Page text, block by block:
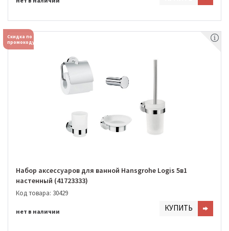
Скидка по
промокоду
Набор аксессуаров для ванной Hansgrohe Logis 5в1
настенный (41723333)
Код товара: 30429
нет в наличии КУПИТЬ